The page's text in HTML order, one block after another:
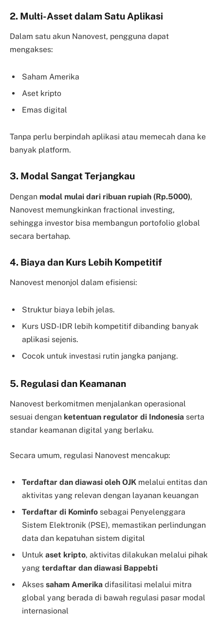
2. Multi-Asset dalam Satu Aplikasi
Dalam satu akun Nanovest, pengguna dapat
mengakses:
Saham Amerika
Aset kripto
Emas digital
Tanpa perlu berpindah aplikasi atau memecah dana ke
banyak platform.
3. Modal Sangat Terjangkau
Dengan modal mulai dari ribuan rupiah (Rp.5000),
Nanovest memungkinkan fractional investing,
sehingga investor bisa membangun portofolio global
secara bertahap.
4. Biaya dan Kurs Lebih Kompetitif
Nanovest menonjol dalam efisiensi:
Struktur biaya lebih jelas.
Kurs USD-IDR lebih kompetitif dibanding banyak
aplikasi sejenis.
Cocok untuk investasi rutin jangka panjang.
5. Regulasi dan Keamanan
Nanovest berkomitmen menjalankan operasional
sesuai dengan ketentuan regulator di Indonesia serta
standar keamanan digital yang berlaku.
Secara umum, regulasi Nanovest mencakup:
Terdaftar dan diawasi oleh OJK melalui entitas dan
aktivitas yang relevan dengan layanan keuangan
Terdaftar di Kominfo sebagai Penyelenggara
Sistem Elektronik (PSE), memastikan perlindungan
data dan kepatuhan sistem digital
Untuk aset kripto, aktivitas dilakukan melalui pihak
yang terdaftar dan diawasi Bappebti
Akses saham Amerika difasilitasi melalui mitra
global yang berada di bawah regulasi pasar modal
internasional